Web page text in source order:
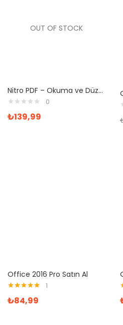
OUT OF STOCK
Nitro PDF – Okuma ve Düzenleme Dijital Lisans Anahtarı
0
₺139,99
Office 2016 Pro Satın Al
5.00oy aldı
1
₺84,99